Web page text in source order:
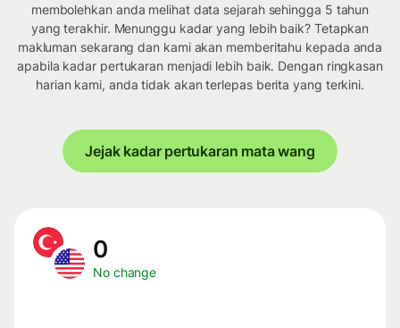
membolehkan anda melihat data sejarah sehingga 5 tahun
yang terakhir. Menunggu kadar yang lebih baik? Tetapkan
makluman sekarang dan kami akan memberitahu kepada anda
apabila kadar pertukaran menjadi lebih baik. Dengan ringkasan
harian kami, anda tidak akan terlepas berita yang terkini.
Jejak kadar pertukaran mata wang
0
No change